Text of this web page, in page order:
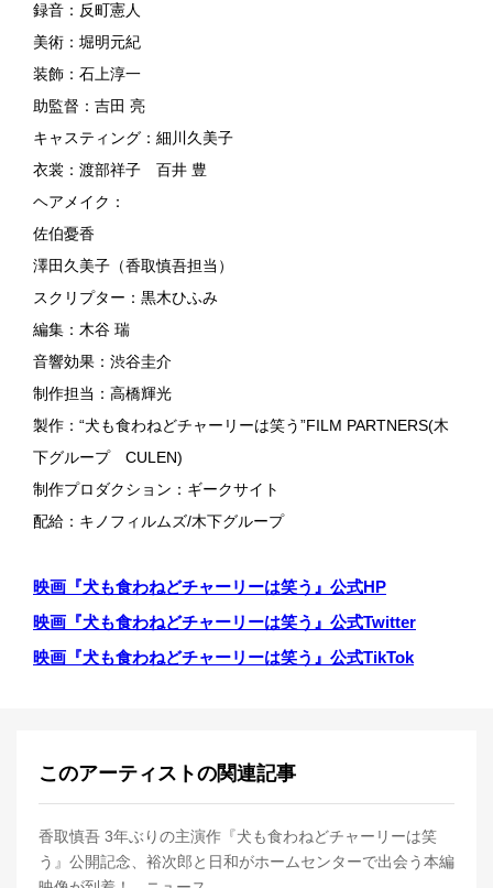
録音：反町憲人
美術：堀明元紀
装飾：石上淳一
助監督：吉田 亮
キャスティング：細川久美子
衣裳：渡部祥子 百井 豊
ヘアメイク：
佐伯憂香
澤田久美子（香取慎吾担当）
スクリプター：黒木ひふみ
編集：木谷 瑞
音響効果：渋谷圭介
制作担当：高橋輝光
製作：“犬も食わねどチャーリーは笑う”FILM PARTNERS(木
下グループ CULEN)
制作プロダクション：ギークサイト
配給：キノフィルムズ/木下グループ
映画『犬も食わねどチャーリーは笑う』公式HP
映画『犬も食わねどチャーリーは笑う』公式Twitter
映画『犬も食わねどチャーリーは笑う』公式TikTok
このアーティストの関連記事
香取慎吾 3年ぶりの主演作『犬も食わねどチャーリーは笑
う』公開記念、裕次郎と日和がホームセンターで出会う本編